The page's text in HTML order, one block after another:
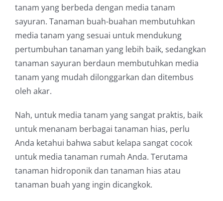
tanam yang berbeda dengan media tanam
sayuran. Tanaman buah-buahan membutuhkan
media tanam yang sesuai untuk mendukung
pertumbuhan tanaman yang lebih baik, sedangkan
tanaman sayuran berdaun membutuhkan media
tanam yang mudah dilonggarkan dan ditembus
oleh akar.
Nah, untuk media tanam yang sangat praktis, baik
untuk menanam berbagai tanaman hias, perlu
Anda ketahui bahwa sabut kelapa sangat cocok
untuk media tanaman rumah Anda. Terutama
tanaman hidroponik dan tanaman hias atau
tanaman buah yang ingin dicangkok.